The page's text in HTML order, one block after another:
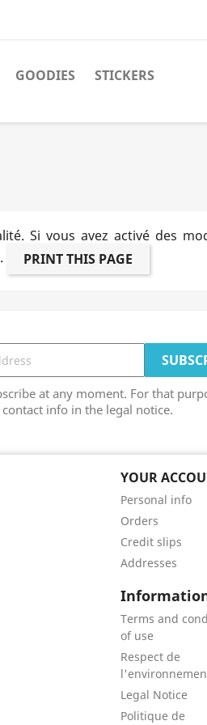
GOODIES STICKERS
Si vous avez activé des
at any moment. For that
info in the legal notice.
YOUR
Personal info
Orders
Credit slips
Addresses
Terms and
of use
Respect de
Legal Notice
Politique de